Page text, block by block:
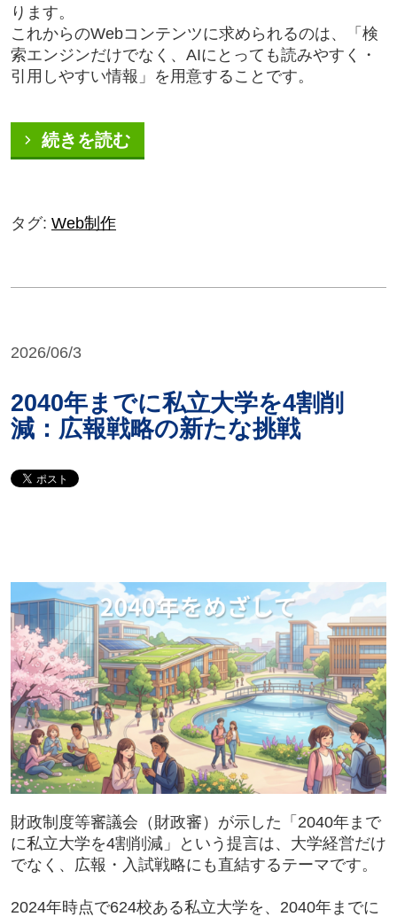
ります。
これからのWebコンテンツに求められるのは、「検
索エンジンだけでなく、AIにとっても読みやすく・
引用しやすい情報」を用意することです。
続きを読む
タグ: Web制作
2026/06/3
2040年までに私立大学を4割削
減：広報戦略の新たな挑戦
財政制度等審議会（財政審）が示した「2040年まで
に私立大学を4割削減」という提言は、大学経営だけ
でなく、広報・入試戦略にも直結するテーマです。
2024年時点で624校ある私立大学を、2040年までに